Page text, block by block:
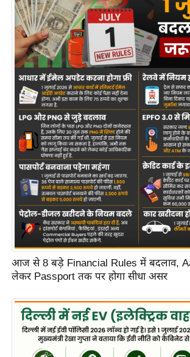
आज से 8 बड़े Financial Rules में बदलाव,
लेकर Passport तक पर होगा सीधा असर